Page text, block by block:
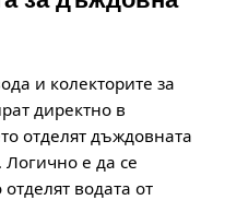
и колекторите за
директно в
отделят дъждовната
Логично е да се
водата от